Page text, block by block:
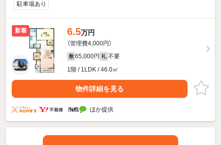
駐車場あり
新着 6.5万円
（管理費4,000円）
敷 65,000円 礼 不要
1階 / 1LDK / 46.0㎡
物件詳細を見る
ほか提供